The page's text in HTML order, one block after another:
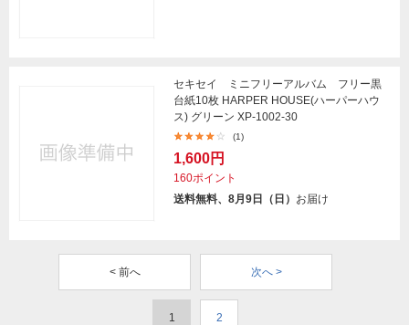
セキセイ ミニフリーアルバム フリー黒
台紙10枚 HARPER HOUSE(ハーパーハウ
ス) グリーン XP-1002-30
(1)
1,600円
160ポイント
送料無料、8月9日（日） お届け
< 前へ 次へ >
1 2